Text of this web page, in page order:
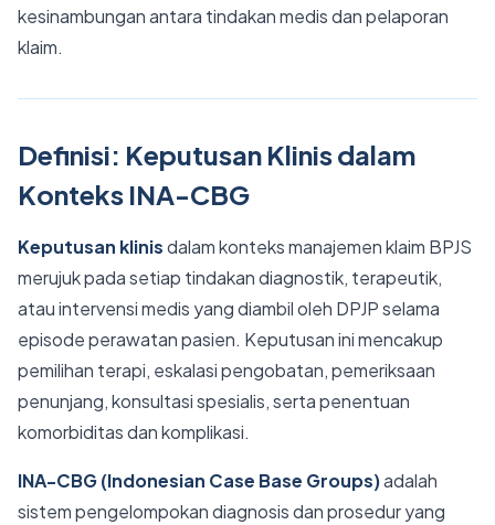
kesinambungan antara tindakan medis dan pelaporan
klaim.
Definisi: Keputusan Klinis dalam
Konteks INA-CBG
Keputusan klinisdalam konteks manajemen klaim BPJS
merujuk pada setiap tindakan diagnostik, terapeutik,
atau intervensi medis yang diambil oleh DPJP selama
episode perawatan pasien. Keputusan ini mencakup
pemilihan terapi, eskalasi pengobatan, pemeriksaan
penunjang, konsultasi spesialis, serta penentuan
komorbiditas dan komplikasi.
INA-CBG (Indonesian Case Base Groups)adalah
sistem pengelompokan diagnosis dan prosedur yang